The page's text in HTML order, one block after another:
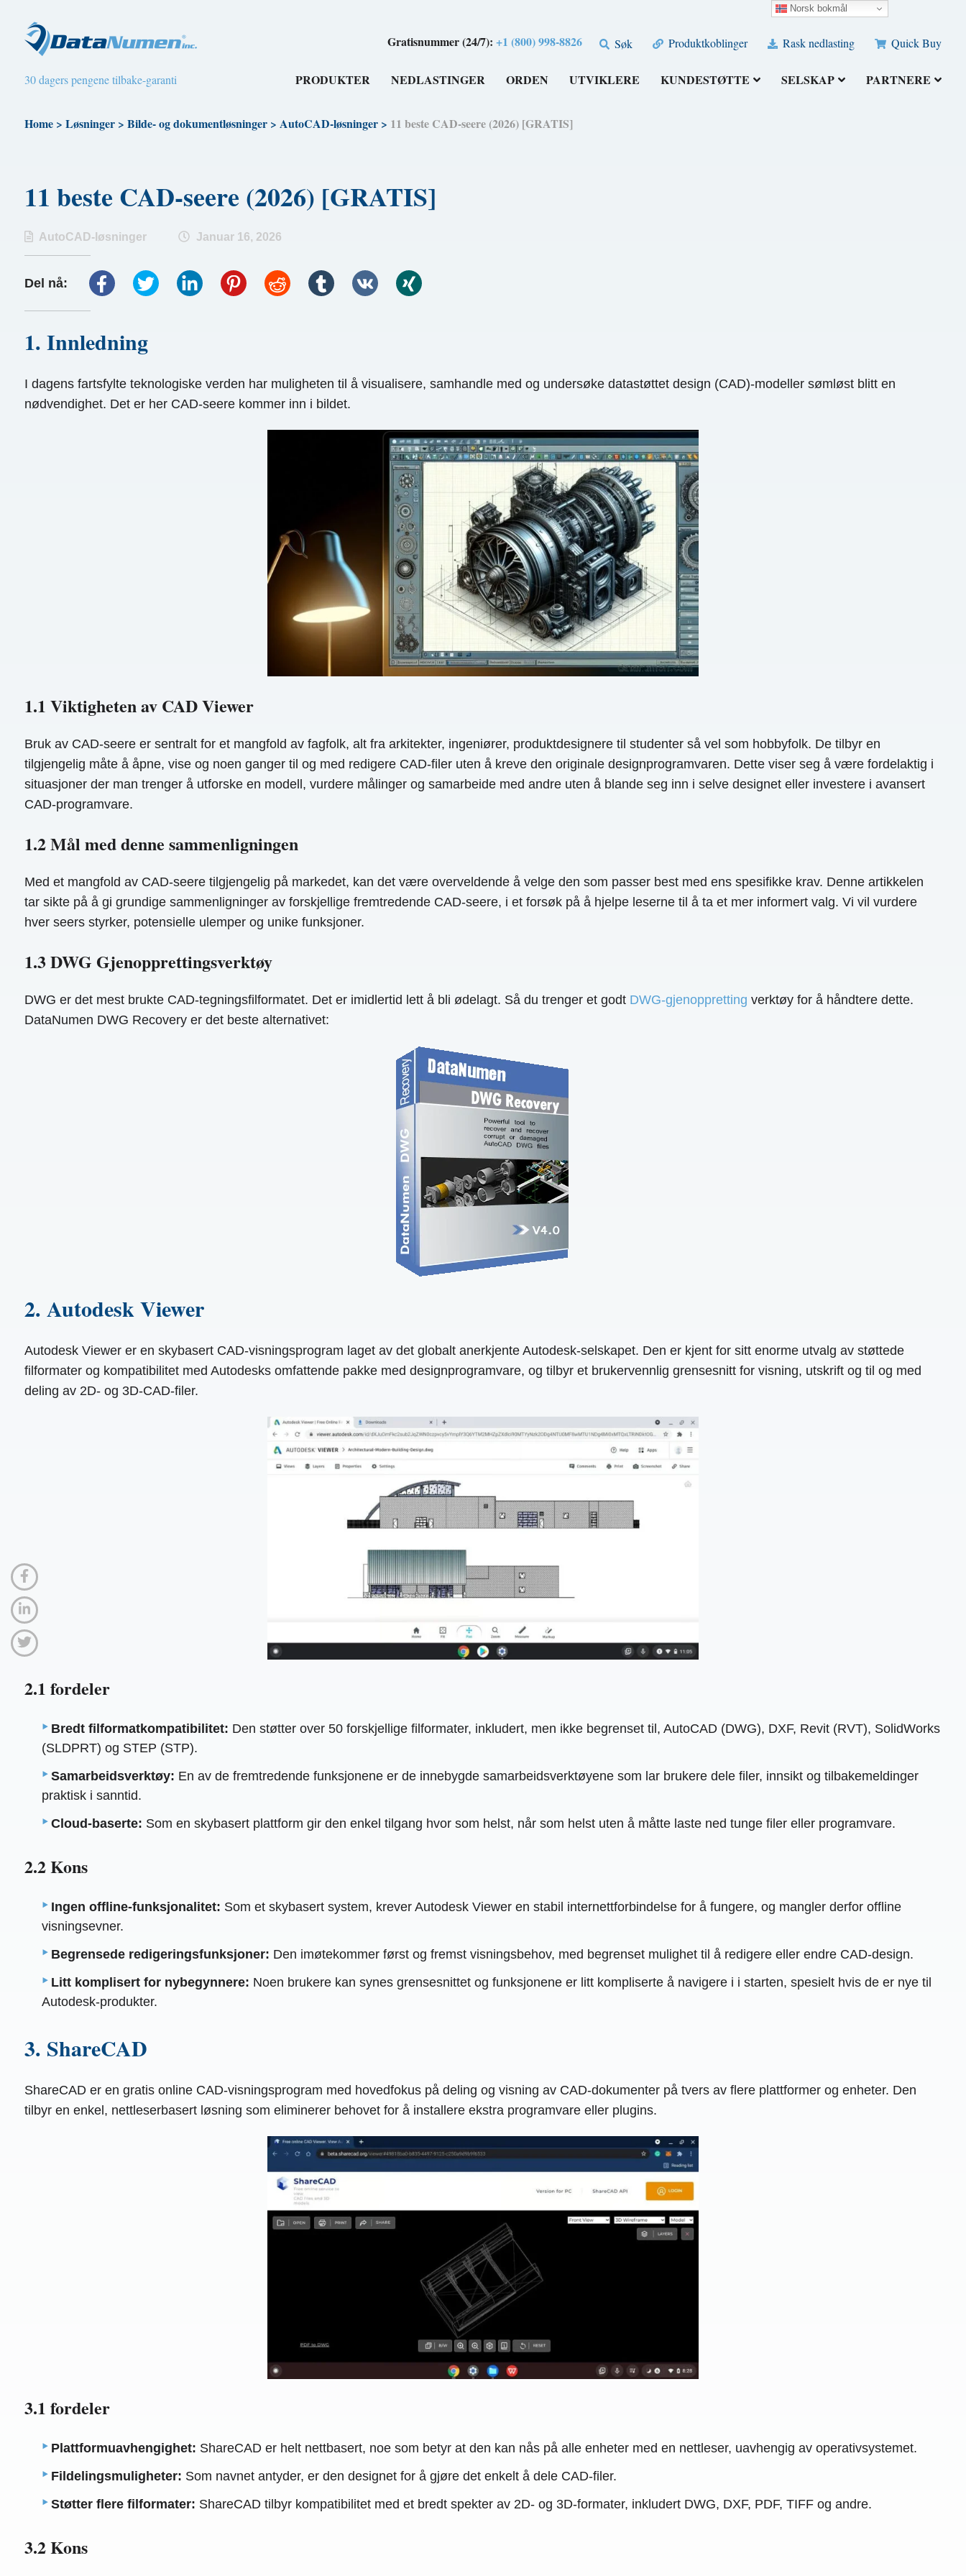
Gratisnummer (24/7):+1 (800) 998-8826 Søk Produktkoblinger Rask nedlasting Quick Buy
30 dagers pengene tilbake-garanti PRODUKTER NEDLASTINGER ORDEN UTVIKLERE KUNDESTØTTE SELSKAP PARTNERE
Home> Løsninger> Bilde- og dokumentløsninger> AutoCAD-løsninger> 11 beste CAD-seere (2026) [GRATIS]
11 beste CAD-seere (2026) [GRATIS]
AutoCAD-løsninger Januar 16, 2026
Del nå:
1. Innledning
I dagens fartsfylte teknologiske verden har muligheten til å visualisere, samhandle med og undersøke datastøttet design (CAD)-modeller sømløst blitt en
nødvendighet. Det er her CAD-seere kommer inn i bildet.
1.1 Viktigheten av CAD Viewer
Bruk av CAD-seere er sentralt for et mangfold av fagfolk, alt fra arkitekter, ingeniører, produktdesignere til studenter så vel som hobbyfolk. De tilbyr en
tilgjengelig måte å åpne, vise og noen ganger til og med redigere CAD-filer uten å kreve den originale designprogramvaren. Dette viser seg å være fordelaktig i
situasjoner der man trenger å utforske en modell, vurdere målinger og samarbeide med andre uten å blande seg inn i selve designet eller investere i avansert
CAD-programvare.
1.2 Mål med denne sammenligningen
Med et mangfold av CAD-seere tilgjengelig på markedet, kan det være overveldende å velge den som passer best med ens spesifikke krav. Denne artikkelen
tar sikte på å gi grundige sammenligninger av forskjellige fremtredende CAD-seere, i et forsøk på å hjelpe leserne til å ta et mer informert valg. Vi vil vurdere
hver seers styrker, potensielle ulemper og unike funksjoner.
1.3 DWG Gjenopprettingsverktøy
DWG er det mest brukte CAD-tegningsfilformatet. Det er imidlertid lett å bli ødelagt. Så du trenger et godt DWG-gjenoppretting verktøy for å håndtere dette.
DataNumen DWG Recovery er det beste alternativet:
2. Autodesk Viewer
Autodesk Viewer er en skybasert CAD-visningsprogram laget av det globalt anerkjente Autodesk-selskapet. Den er kjent for sitt enorme utvalg av støttede
filformater og kompatibilitet med Autodesks omfattende pakke med designprogramvare, og tilbyr et brukervennlig grensesnitt for visning, utskrift og til og med
deling av 2D- og 3D-CAD-filer.
2.1 fordeler
Bredt filformatkompatibilitet: Den støtter over 50 forskjellige filformater, inkludert, men ikke begrenset til, AutoCAD (DWG), DXF, Revit (RVT), SolidWorks
(SLDPRT) og STEP (STP).
Samarbeidsverktøy: En av de fremtredende funksjonene er de innebygde samarbeidsverktøyene som lar brukere dele filer, innsikt og tilbakemeldinger
praktisk i sanntid.
Cloud-baserte: Som en skybasert plattform gir den enkel tilgang hvor som helst, når som helst uten å måtte laste ned tunge filer eller programvare.
2.2 Kons
Ingen offline-funksjonalitet: Som et skybasert system, krever Autodesk Viewer en stabil internettforbindelse for å fungere, og mangler derfor offline
visningsevner.
Begrensede redigeringsfunksjoner: Den imøtekommer først og fremst visningsbehov, med begrenset mulighet til å redigere eller endre CAD-design.
Litt komplisert for nybegynnere: Noen brukere kan synes grensesnittet og funksjonene er litt kompliserte å navigere i i starten, spesielt hvis de er nye til
Autodesk-produkter.
3. ShareCAD
ShareCAD er en gratis online CAD-visningsprogram med hovedfokus på deling og visning av CAD-dokumenter på tvers av flere plattformer og enheter. Den
tilbyr en enkel, nettleserbasert løsning som eliminerer behovet for å installere ekstra programvare eller plugins.
3.1 fordeler
Plattformuavhengighet: ShareCAD er helt nettbasert, noe som betyr at den kan nås på alle enheter med en nettleser, uavhengig av operativsystemet.
Fildelingsmuligheter: Som navnet antyder, er den designet for å gjøre det enkelt å dele CAD-filer.
Støtter flere filformater: ShareCAD tilbyr kompatibilitet med et bredt spekter av 2D- og 3D-formater, inkludert DWG, DXF, PDF, TIFF og andre.
3.2 Kons
Norsk bokmål